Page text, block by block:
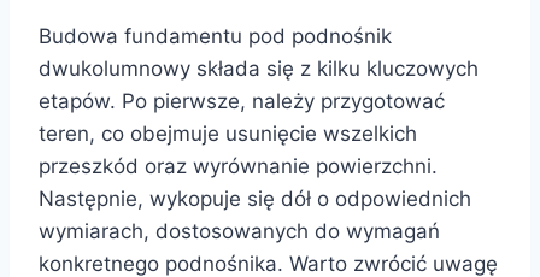
Budowa fundamentu pod podnośnik
dwukolumnowy składa się z kilku kluczowych
etapów. Po pierwsze, należy przygotować
teren, co obejmuje usunięcie wszelkich
przeszkód oraz wyrównanie powierzchni.
Następnie, wykopuje się dół o odpowiednich
wymiarach, dostosowanych do wymagań
konkretnego podnośnika. Warto zwrócić uwagę